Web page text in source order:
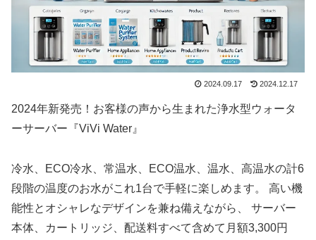
2024.09.17 2024.12.17
2024年新発売！お客様の声から生まれた浄水型ウォータ
ーサーバー『ViVi Water』
冷水、ECO冷水、常温水、ECO温水、温水、高温水の計6
段階の温度のお水がこれ1台で手軽に楽しめます。 高い機
能性とオシャレなデザインを兼ね備えながら、 サーバー
本体、カートリッジ、配送料すべて含めて月額3,300円